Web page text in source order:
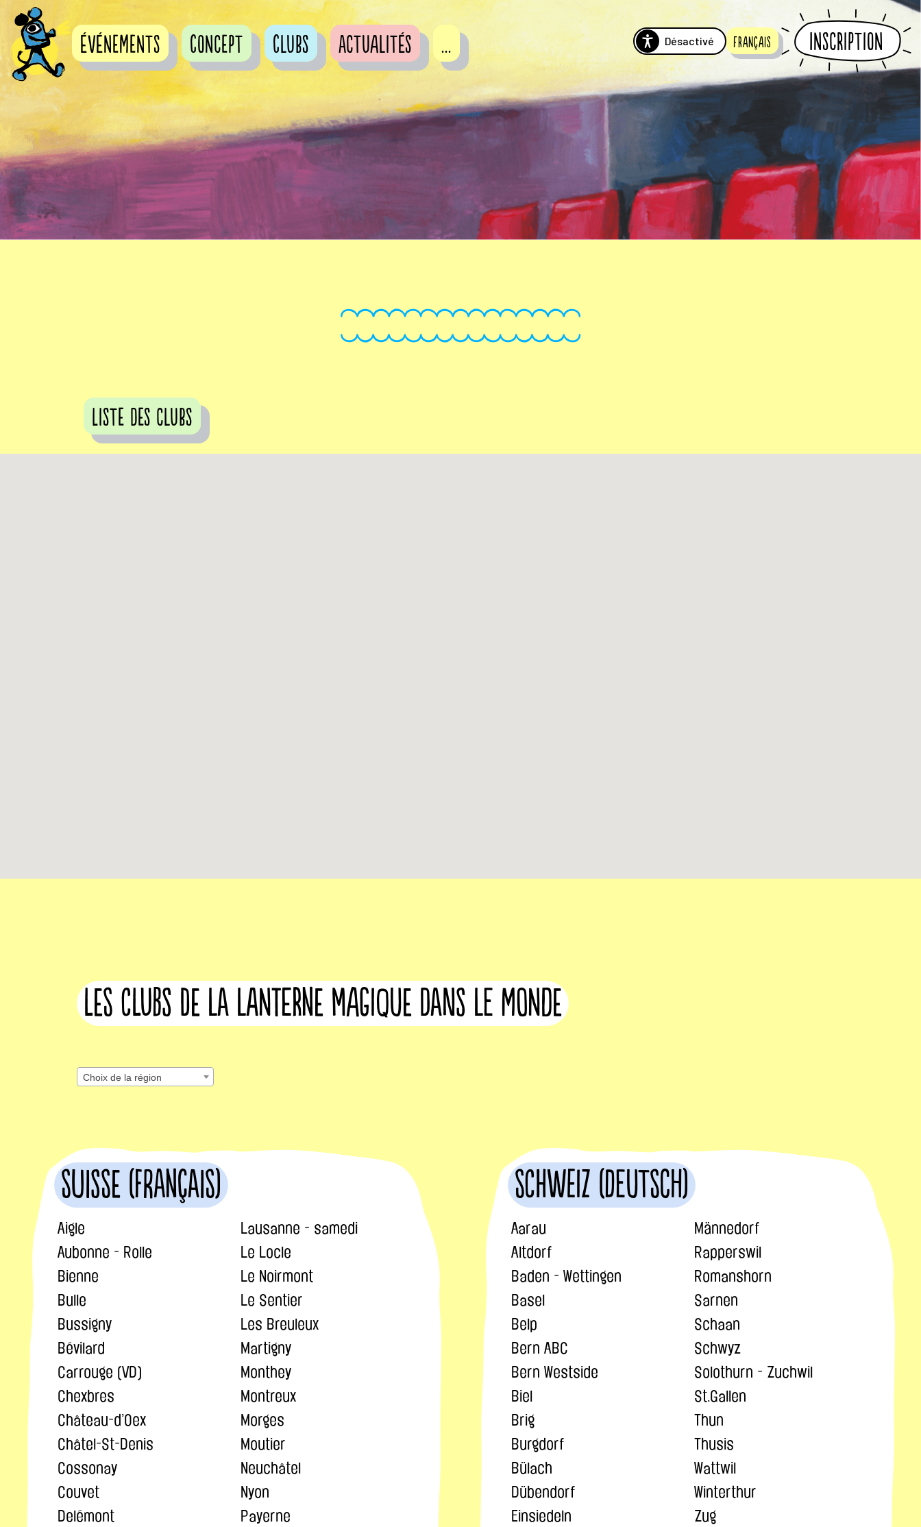
Désactivé Français Inscription
événements Concept Clubs Actualités ...
Liste des clubs
les clubs de la lanterne magique dans le monde
Choix de la région
Suisse (français)
Aigle
Aubonne - Rolle
Bienne
Bulle
Bussigny
Bévilard
Carrouge (VD)
Chexbres
Château-d’Oex
Châtel-St-Denis
Cossonay
Couvet
Delémont
Lausanne - samedi
Le Locle
Le Noirmont
Le Sentier
Les Breuleux
Martigny
Monthey
Montreux
Morges
Moutier
Neuchâtel
Nyon
Payerne
Schweiz (Deutsch)
Aarau
Altdorf
Baden - Wettingen
Basel
Belp
Bern ABC
Bern Westside
Biel
Brig
Burgdorf
Bülach
Dübendorf
Einsiedeln
Männedorf
Rapperswil
Romanshorn
Sarnen
Schaan
Schwyz
Solothurn - Zuchwil
St.Gallen
Thun
Thusis
Wattwil
Winterthur
Zug